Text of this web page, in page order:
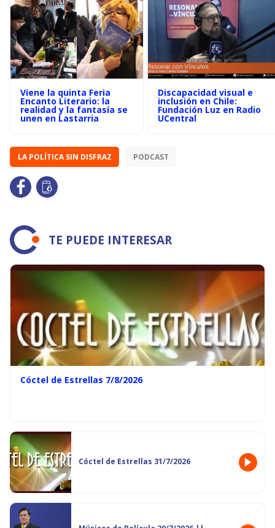
Viene la quinta Feria
Encanto Literario: la
realidad y la fantasía se
unen en Lastarria
Discapacidad visual e
inclusión en Chile:
Fundación Luz en Radio
UCentral
LA POLÍTICA SIN DISFRAZ PODCAST
TE PUEDE INTERESAR
Cóctel de Estrellas 7/8/2026
Cóctel de Estrellas 31/7/2026